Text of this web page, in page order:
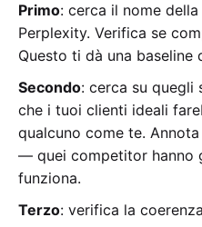
Primo: cerca il nome
Perplexity. Verifica se
Questo ti dà una baseline
Secondo: cerca su quegli
che i tuoi clienti ideali
qualcuno come te.
— quei competitor hanno
funziona.
Terzo: verifica la